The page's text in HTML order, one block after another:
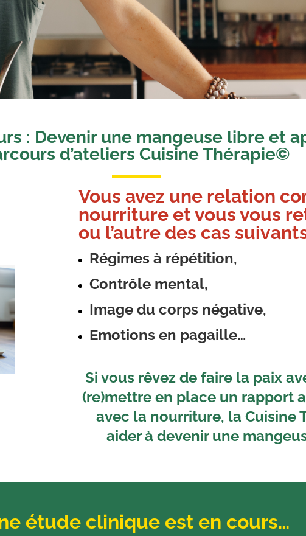
: Devenir une mangeuse libre et
d’ateliers Cuisine Thérapie©
Vous avez une relation
nourriture et vous vous
ou l’autre des cas
Régimes à répétition,
Contrôle mental,
Image du corps négative,
Emotions en pagaille…
Si vous rêvez de faire la paix
(re)mettre en place un rapport
avec la nourriture, la Cuisine
aider à devenir une
étude clinique est en cours…